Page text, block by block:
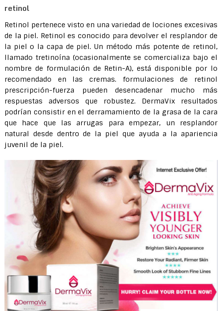
retinol
Retinol pertenece visto en una variedad de lociones excesivas
de la piel. Retinol es conocido para devolver el resplandor de
la piel o la capa de piel. Un método más potente de retinol,
llamado tretinoína (ocasionalmente se comercializa bajo el
nombre de formulación de Retin-A), está disponible por lo
recomendado en las cremas. formulaciones de retinol
prescripción-fuerza pueden desencadenar mucho más
respuestas adversos que robustez. DermaVix resultados
podrían consistir en el derramamiento de la grasa de la cara
que hace que las arrugas para empezar, un resplandor
natural desde dentro de la piel que ayuda a la apariencia
juvenil de la piel.